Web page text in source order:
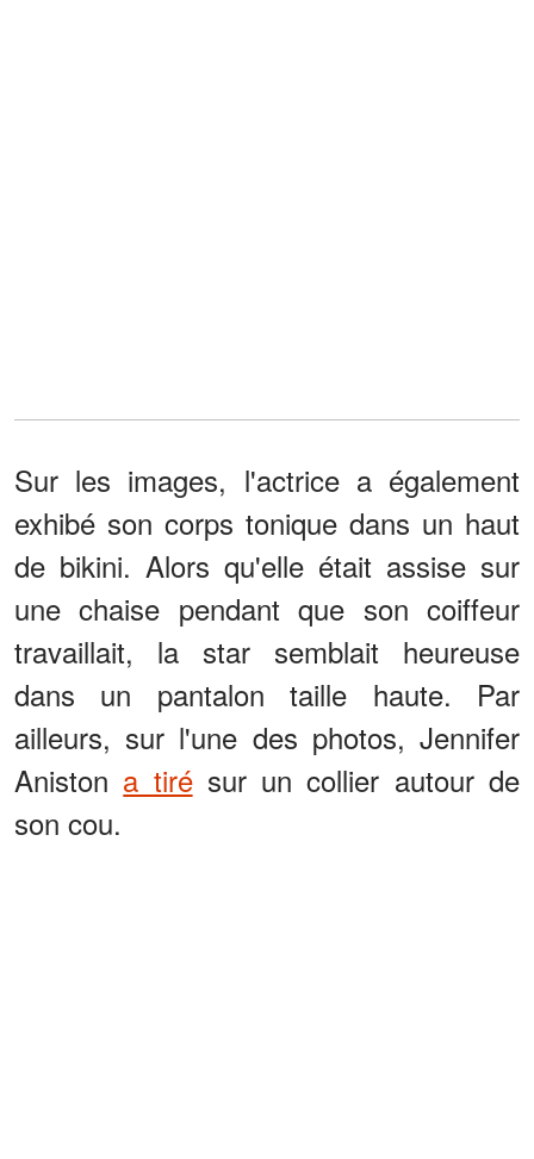
Sur les images, l'actrice a également
exhibé son corps tonique dans un haut
de bikini. Alors qu'elle était assise sur
une chaise pendant que son coiffeur
travaillait, la star semblait heureuse
dans un pantalon taille haute. Par
ailleurs, sur l'une des photos, Jennifer
Aniston a tirésur un collier autour de
son cou.